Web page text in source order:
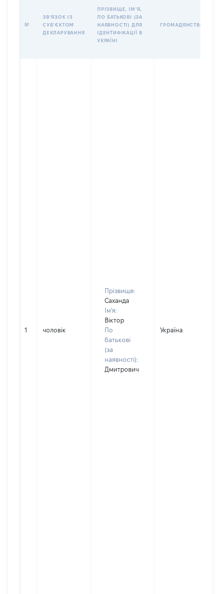
№
ЗВʼЯЗОК ІЗ
СУБʼЄКТОМ
ДЕКЛАРУВАННЯ
ПРІЗВИЩЕ, ІМʼЯ,
ПО БАТЬКОВІ (ЗА
НАЯВНОСТІ) ДЛЯ
ІДЕНТИФІКАЦІЇ В
УКРАЇНІ
ГРОМАДЯНСТВО
1 чоловік
Прізвище:
Саханда
Ім'я:
Віктор
По
батькові
(за
наявності):
Дмитрович
Україна